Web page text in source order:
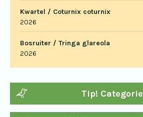
Kwartel / Coturnix coturnix
2026
Bosruiter / Tringa glareola
2026
Tip! Categorie